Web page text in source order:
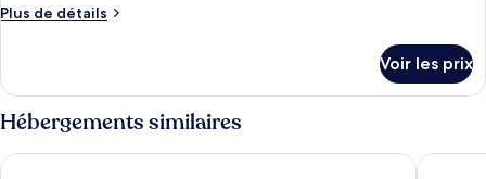
Plus de détails
Plus
le
type
de
Chambre
Voir les prix
Hébergements similaires
FERGUS Club Pineda Splash AQUA